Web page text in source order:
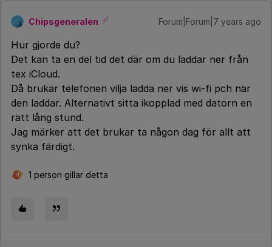
Chipsgeneralen Forum|Forum|7 years ago
Hur gjorde du?
Det kan ta en del tid det där om du laddar ner från
tex iCloud.
Då brukar telefonen vilja ladda ner vis wi-fi pch när
den laddar. Alternativt sitta ikopplad med datorn en
rätt lång stund.
Jag märker att det brukar ta någon dag för allt att
synka färdigt.
H 1 person gillar detta